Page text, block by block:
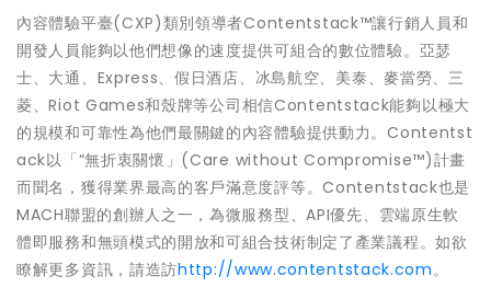
內容體驗平臺(CXP)類別領導者Contentstack™讓行銷人員和
開發人員能夠以他們想像的速度提供可組合的數位體驗。亞瑟
士、大通、Express、假日酒店、冰島航空、美泰、麥當勞、三
菱、Riot Games和殼牌等公司相信Contentstack能夠以極大
的規模和可靠性為他們最關鍵的內容體驗提供動力。Contentst
ack以「“無折衷關懷」(Care without Compromise™)計畫
而聞名，獲得業界最高的客戶滿意度評等。Contentstack也是
MACH聯盟的創辦人之一，為微服務型、API優先、雲端原生軟
體即服務和無頭模式的開放和可組合技術制定了產業議程。如欲
瞭解更多資訊，請造訪http://www.contentstack.com。